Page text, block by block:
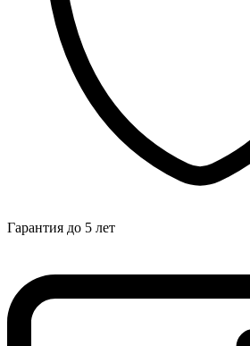
Гарантия до 5 лет